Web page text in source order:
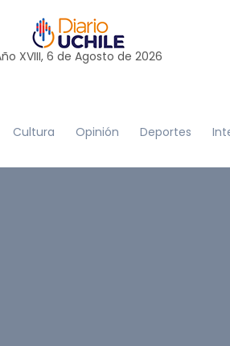
XVIII, 6 de Agosto de 2026
Cultura Opinión Deportes